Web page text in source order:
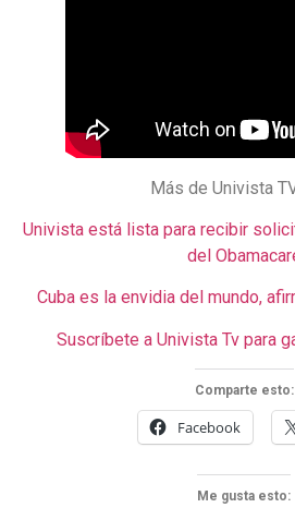
Más de Univista
Univista está lista para recibir
del
Cuba es la envidia del mundo,
Suscríbete a Univista Tv para
Comparte esto:
Facebook
Me gusta esto: